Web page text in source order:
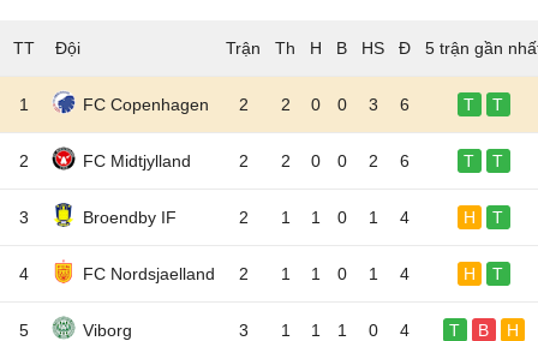
TT Đội 5 trận gần
1 FC Copenhagen 2 2 0 0 3 6 T T
2 FC Midtjylland 2 2 0 0 2 6 T T
3 Broendby IF 2 1 1 0 1 4 H T
4 FC Nordsjaelland 2 1 1 0 1 4 H T
5 Viborg 3 1 1 1 0 4 T B H